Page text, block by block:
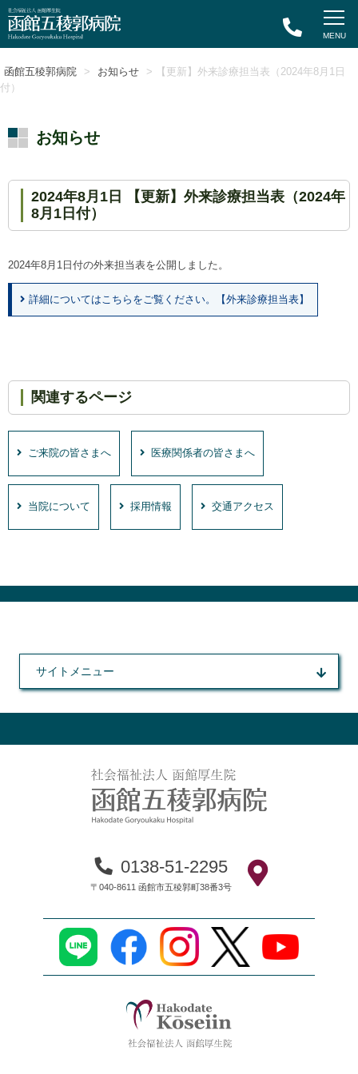
函館五稜郭病院 > お知らせ
> 【更新】外来診療担当表（2024年8月1日
付）
お知らせ
2024年8月1日 【更新】外来診療担当表（2024年
8月1日付）
2024年8月1日付の外来担当表を公開しました。
詳細についてはこちらをご覧ください。【外来診療担当表】
関連するページ
ご来院の皆さまへ 医療関係者の皆さまへ
当院について 採用情報 交通アクセス
サイトメニュー
0138-51-2295
〒040-8611 函館市五稜郭町38番3号